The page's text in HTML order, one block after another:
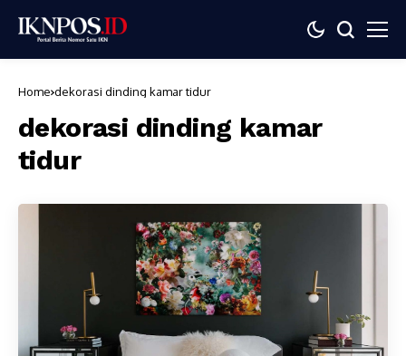
Home dekorasi dinding kamar tidur
dekorasi dinding kamar
tidur